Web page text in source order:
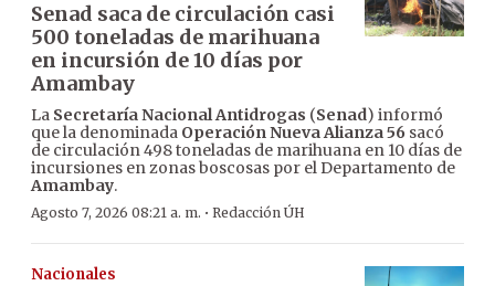
Senad saca de circulación casi
500 toneladas de marihuana
en incursión de 10 días por
Amambay
La Secretaría Nacional Antidrogas (Senad) informó
que la denominada Operación Nueva Alianza 56 sacó
de circulación 498 toneladas de marihuana en 10 días de
incursiones en zonas boscosas por el Departamento de
Amambay.
Agosto 7, 2026 08:21 a. m. · Redacción ÚH
Nacionales